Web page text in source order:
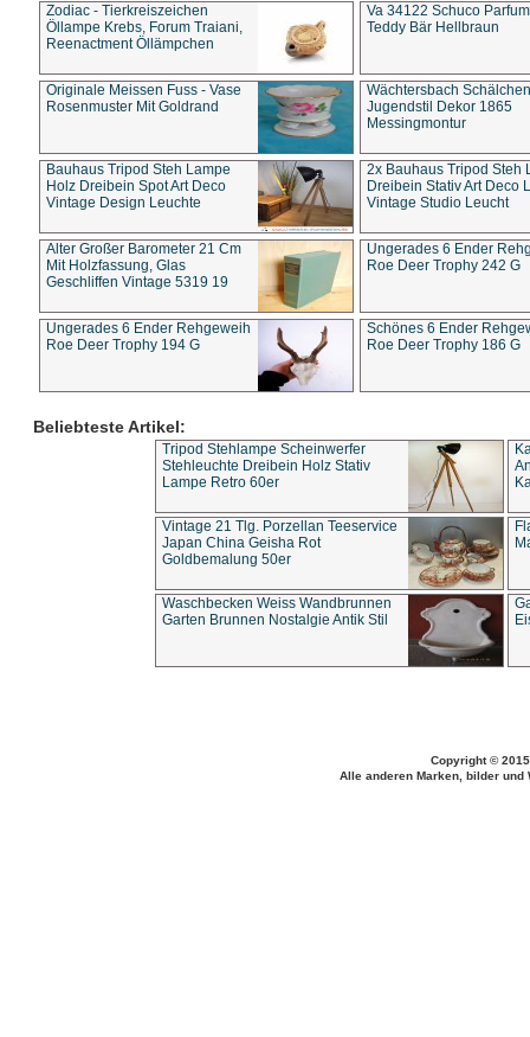
Zodiac - Tierkreiszeichen
Öllampe Krebs, Forum Traiani,
Reenactment Öllämpchen
Va 34122 Schuco
Teddy Bär Hellbraun
Originale Meissen Fuss - Vase
Rosenmuster Mit Goldrand
Wächtersbach Schälchen
Jugendstil Dekor 1865
Messingmontur
Bauhaus Tripod Steh Lampe
Holz Dreibein Spot Art Deco
Vintage Design Leuchte
2x Bauhaus Tripod Steh
Dreibein Stativ Art Deco
Vintage Studio Leucht
Alter Großer Barometer 21 Cm
Mit Holzfassung, Glas
Geschliffen Vintage 5319 19
Ungerades 6 Ender
Roe Deer Trophy 242 G
Ungerades 6 Ender Rehgeweih
Roe Deer Trophy 194 G
Schönes 6 Ender
Roe Deer Trophy 186 G
Beliebteste Artikel:
Tripod Stehlampe Scheinwerfer
Stehleuchte Dreibein Holz Stativ
Lampe Retro 60er
Vintage 21 Tlg. Porzellan Teeservice
Japan China Geisha Rot
Goldbemalung 50er
Waschbecken Weiss Wandbrunnen
Garten Brunnen Nostalgie Antik Stil
Copyright ©
Alle anderen Marken, bilder und